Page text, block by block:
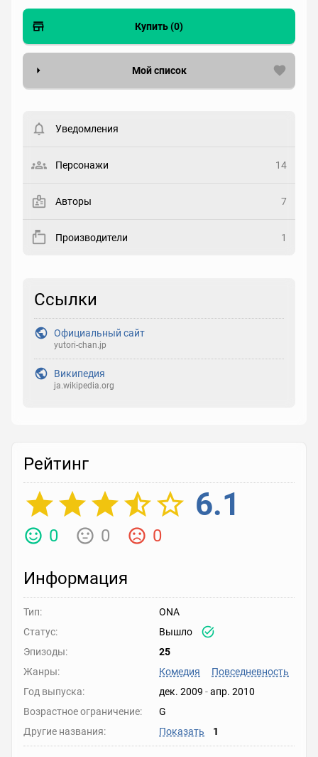
Купить (0)
Мой список
Статус
Рейтинг
Выберите реакцию
Уведомления
Персонажи 14
Авторы 7
Производители 1
Ссылки
Официальный сайт
yutori-chan.jp
Википедия
ja.wikipedia.org
Рейтинг
6.1
0 0 0
Информация
Тип:
ONA
Статус:
Вышло
Эпизоды:
25
Жанры:
Комедия
Повседневность
Год выпуска:
дек. 2009 -апр. 2010
Возрастное ограничение:
G
Другие названия:
Показать 1